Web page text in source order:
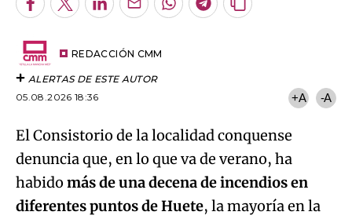
Facebook
TwitterLinkedInEnviarWhatsapp
Telegram
Copiar
REDACCIÓN CMM
ALERTAS DE ESTE AUTOR
05.08.2026 18:36
+A -A
El Consistorio de la localidad conquense
denuncia que, en lo que va de verano, ha
habido más de una decena de incendios en
diferentes puntos de Huete, la mayoría en la